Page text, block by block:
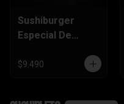
Sushiburger
Especial De
Furai
$9.490